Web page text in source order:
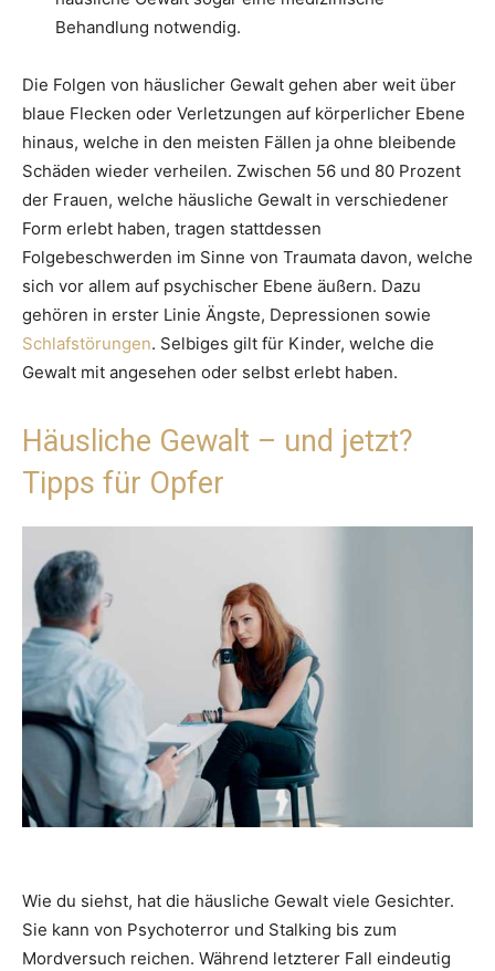
Behandlung notwendig.
Die Folgen von häuslicher Gewalt gehen aber weit über
blaue Flecken oder Verletzungen auf körperlicher Ebene
hinaus, welche in den meisten Fällen ja ohne bleibende
Schäden wieder verheilen. Zwischen 56 und 80 Prozent
der Frauen, welche häusliche Gewalt in verschiedener
Form erlebt haben, tragen stattdessen
Folgebeschwerden im Sinne von Traumata davon, welche
sich vor allem auf psychischer Ebene äußern. Dazu
gehören in erster Linie Ängste, Depressionen sowie
Schlafstörungen. Selbiges gilt für Kinder, welche die
Gewalt mit angesehen oder selbst erlebt haben.
Häusliche Gewalt – und jetzt?
Tipps für Opfer
Wie du siehst, hat die häusliche Gewalt viele Gesichter.
Sie kann von Psychoterror und Stalking bis zum
Mordversuch reichen. Während letzterer Fall eindeutig